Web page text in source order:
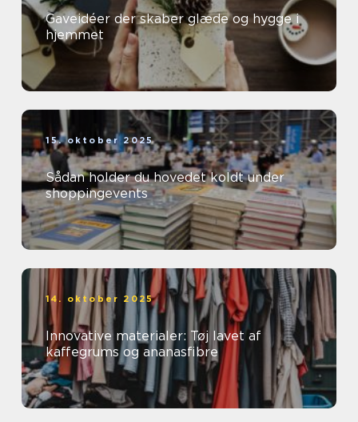
Gaveidéer der skaber glæde og hygge i
hjemmet
15. oktober 2025
Sådan holder du hovedet koldt under
shoppingevents
14. oktober 2025
Innovative materialer: Tøj lavet af
kaffegrums og ananasfibre